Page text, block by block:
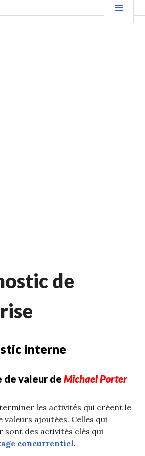
de
interne
valeur deMichael Porter
les activités qui créent le
valeurs ajoutées. Celles qui
sont des activités clés qui
concurrentiel.